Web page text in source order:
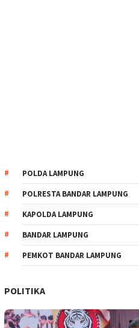
POLDA LAMPUNG
POLRESTA BANDAR LAMPUNG
KAPOLDA LAMPUNG
BANDAR LAMPUNG
PEMKOT BANDAR LAMPUNG
POLITIKA